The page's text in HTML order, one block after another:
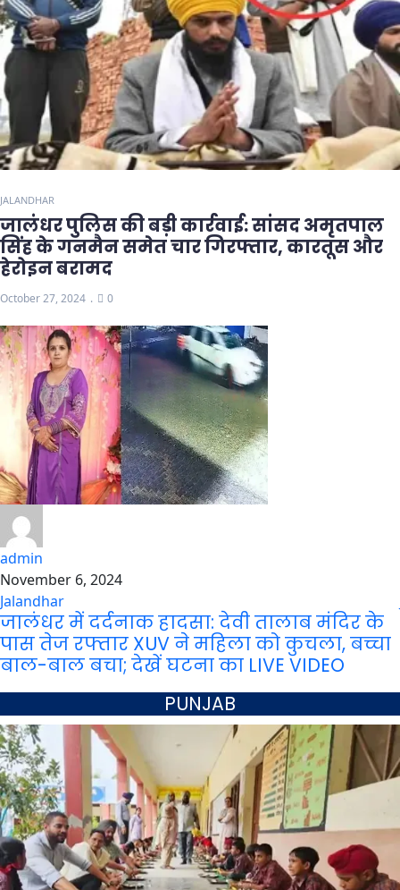
JALANDHAR
जालंधर पुलिस की बड़ी कार्रवाई: सांसद अमृतपाल
सिंह के गनमैन समेत चार गिरफ्तार, कारतूस और
हेरोइन बरामद
October 27, 2024 0
admin
November 6, 2024
Jalandhar
जालंधर में दर्दनाक हादसा: देवी तालाब मंदिर के
पास तेज रफ्तार XUV ने महिला को कुचला, बच्चा
बाल-बाल बचा; देखें घटना का LIVE VIDEO
PUNJAB